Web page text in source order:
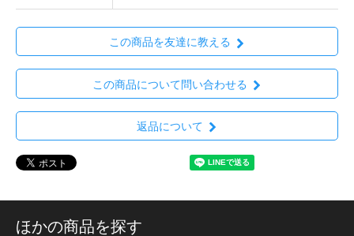
この商品を友達に教える
この商品について問い合わせる
返品について
ほかの商品を探す